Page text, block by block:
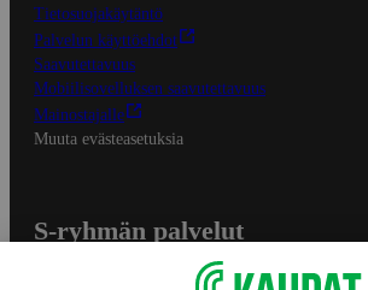
Tietosuojakäytäntö
Palvelun käyttöehdot
Saavutettavuus
Mobiilisovelluksen saavutettavuus
Mainostajalle
Muuta evästeasetuksia
S-ryhmän palvelut